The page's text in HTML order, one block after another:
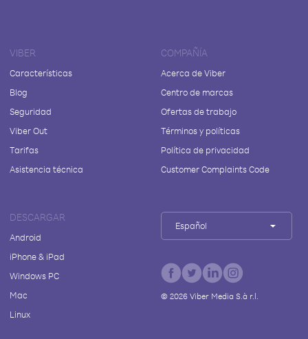
VIBER
Características
Blog
Seguridad
Viber Out
Tarifas
Asistencia técnica
COMPAÑÍA
Acerca de Viber
Centro de marcas
Ofertas de trabajo
Términos y políticas
Política de privacidad
Customer Complaints Code
DESCARGAR
Android
iPhone & iPad
Windows PC
Mac
Linux
Español
© 2026Viber Media S.à r.l.